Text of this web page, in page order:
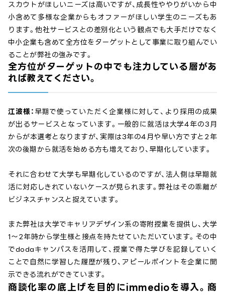
スカウトがほしいニーズは高いですが、成長性ややりがいから中
小含めて多様な企業からもオファーがほしい学生のニーズもあ
ります。他社サービスとの差別化という観点でも大手だけでなく
中小企業も含めて全方位をターゲットとして事業に取り組んでい
ることが弊社の強みです。
全方位がターゲットの中でも注力している層があ
れば教えてください。
江波様： 早期で使っていただく企業様に対して、より採用の成果
が出るサービスとなっています。一般的に就活は大学4年の3月
からが本選考となりますが、実際は3年の4月や早い方ですと2年
次の後期から就活を始める方も増えており、早期化しています。
それに合わせて大学も早期化しているのですが、法人側は早期就
活に対応しきれていないケースが見られます。弊社はその乖離が
ビジネスチャンスと捉えています。
また弊社は大学でキャリアデザイン系の寄附授業を提供し、大学
1～2年時から学生様と接点を持たせていただいています。その中
でdodaキャンパスを活用して、授業で得た学びを記録していく
ことで自然に学習した履歴が残り、アピールポイントを企業に開
示できる流れができています。
商談化率の底上げを目的にimmedioを導入。商